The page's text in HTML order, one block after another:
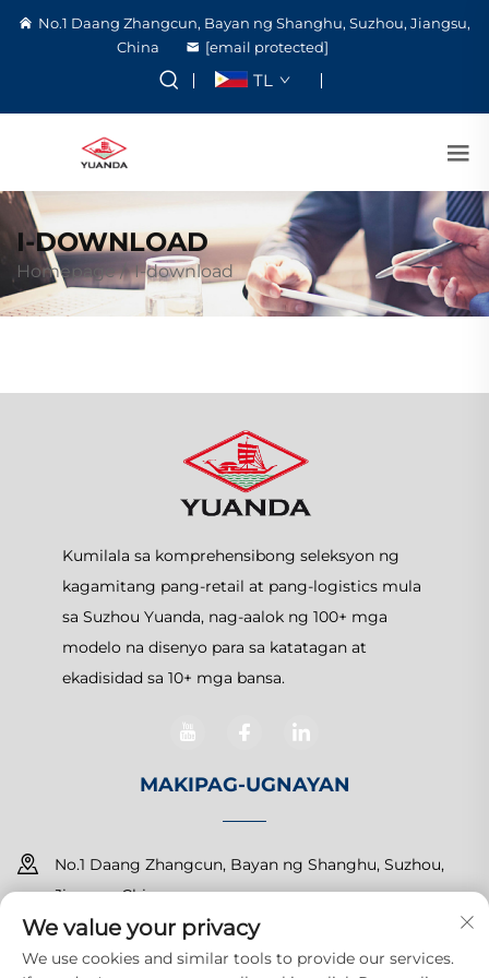
No.1 Daang Zhangcun, Bayan ng Shanghu, Suzhou, Jiangsu,
China
[email protected]
TL
I-DOWNLOAD
Homepage/I-download
Kumilala sa komprehensibong seleksyon ng
kagamitang pang-retail at pang-logistics mula
sa Suzhou Yuanda, nag-aalok ng 100+ mga
modelo na disenyo para sa katatagan at
ekadisidad sa 10+ mga bansa.
MAKIPAG-UGNAYAN
No.1 Daang Zhangcun, Bayan ng Shanghu, Suzhou,
Jiangsu, China
+86-15150179453
We value your privacy
We use cookies and similar tools to provide our services.